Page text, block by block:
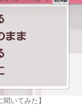
いてみた】